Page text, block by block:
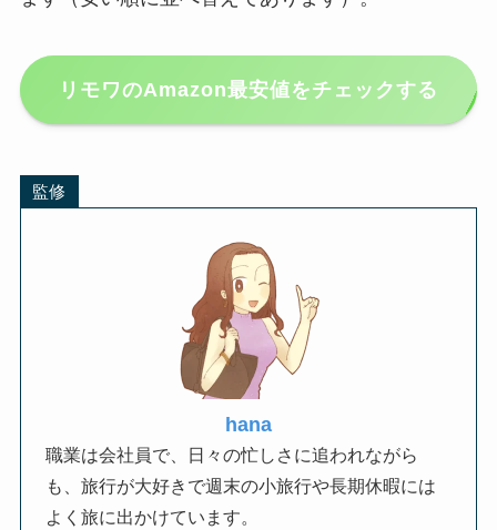
リモワのAmazon最安値をチェックする
監修
hana
職業は会社員で、日々の忙しさに追われながら
も、旅行が大好きで週末の小旅行や長期休暇には
よく旅に出かけています。